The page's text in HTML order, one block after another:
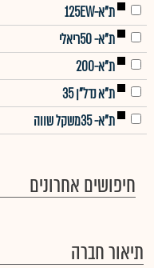
ת"א-125EW
ת"א- 50ריאלי
ת"א-200
ת"א נדל"ן 35
ת"א- 35משקל שווה
חיפושים אחרונים
תיאור חברה